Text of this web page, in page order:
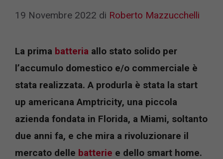
19 Novembre 2022 di Roberto Mazzucchelli
La prima batteria allo stato solido per
l’accumulo domestico e/o commerciale è
stata realizzata. A produrla è stata la start
up americana Amptricity, una piccola
azienda fondata in Florida, a Miami, soltanto
due anni fa, e che mira a rivoluzionare il
mercato delle batterie e dello smart home.